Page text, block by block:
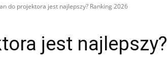
do projektora jest najlepszy? Ranking 2026
jest najlepszy?